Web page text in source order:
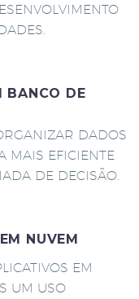
BANCO DE
DADOS
MAIS EFICIENTE
DE DECISÃO.
NUVEM
EM
UM USO